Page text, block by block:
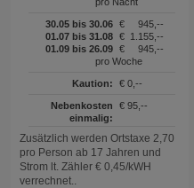
30.05 bis 30.06 €
945,--
01.07 bis 31.08 € 1.155,--
01.09 bis 26.09 €
945,--
pro Woche
Kaution: € 0,--
Nebenkosten
einmalig:
€ 95,--
Zusätzlich werden Ortstaxe 2,70
pro Person ab 17 Jahren und
Strom lt. Zähler € 0,45/kWH
verrechnet..